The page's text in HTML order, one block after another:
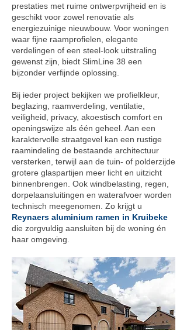
prestaties met ruime ontwerpvrijheid en is
geschikt voor zowel renovatie als
energiezuinige nieuwbouw. Voor woningen
waar fijne raamprofielen, elegante
verdelingen of een steel-look uitstraling
gewenst zijn, biedt SlimLine 38 een
bijzonder verfijnde oplossing.
Bij ieder project bekijken we profielkleur,
beglazing, raamverdeling, ventilatie,
veiligheid, privacy, akoestisch comfort en
openingswijze als één geheel. Aan een
karaktervolle straatgevel kan een rustige
raamindeling de bestaande architectuur
versterken, terwijl aan de tuin- of polderzijde
grotere glaspartijen meer licht en uitzicht
binnenbrengen. Ook windbelasting, regen,
dorpelaansluitingen en waterafvoer worden
technisch meegenomen. Zo krijgt u
Reynaers aluminium ramen in Kruibeke
die zorgvuldig aansluiten bij de woning én
haar omgeving.